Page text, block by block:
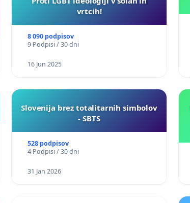
vrtcih!
8 090 podpisov
9 Podpisi / 30 dni
16 Jun 2025
Slovenija brez totalitarnih simbolov
- SBTS
528 podpisov
4 Podpisi / 30 dni
31 Jan 2026